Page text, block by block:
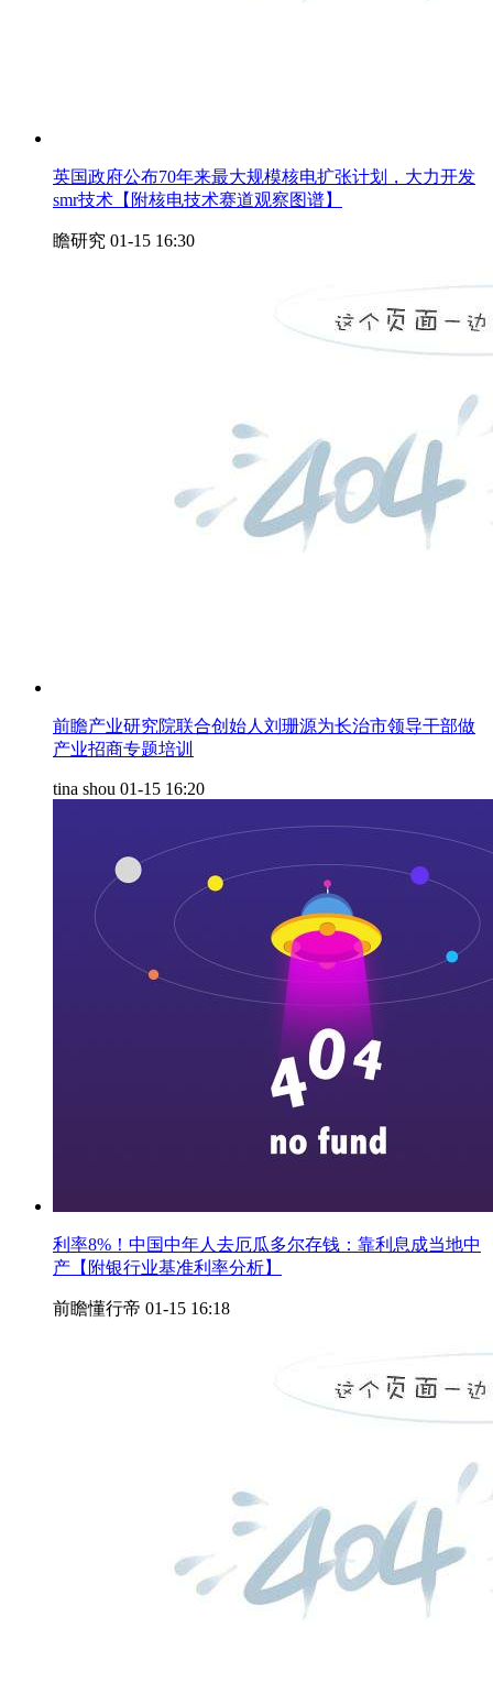
英国政府公布70年来最大规模核电扩张计划，大力开发
smr技术【附核电技术赛道观察图谱】
瞻研究 01-15 16:30
前瞻产业研究院联合创始人刘珊源为长治市领导干部做
产业招商专题培训
tina shou 01-15 16:20
利率8%！中国中年人去厄瓜多尔存钱：靠利息成当地中
产【附银行业基准利率分析】
前瞻懂行帝 01-15 16:18